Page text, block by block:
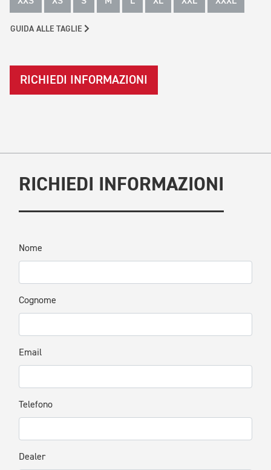
GUIDA ALLE TAGLIE
RICHIEDI INFORMAZIONI
RICHIEDI INFORMAZIONI
Nome
Cognome
Email
Telefono
Dealer